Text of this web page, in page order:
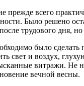
прежде всего
Было решено
трудового дня,
было
свет и воздух,
витражи. Не
вечной весны.